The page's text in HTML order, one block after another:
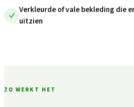
Verkleurde of vale bekleding die
uitzien
ZO WERKT HET